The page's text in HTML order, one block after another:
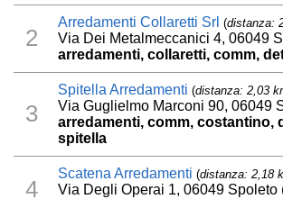
2
Arredamenti Collaretti Srl (distanza:
Via Dei Metalmeccanici 4, 06049
arredamenti, collaretti, comm,
3
Spitella Arredamenti (distanza: 2,03
Via Guglielmo Marconi 90, 06049
arredamenti, comm, costantino,
spitella
4
Scatena Arredamenti (distanza: 2,18
Via Degli Operai 1, 06049 Spoleto